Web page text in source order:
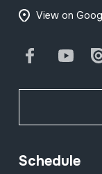
View on
Facebook
Schedule